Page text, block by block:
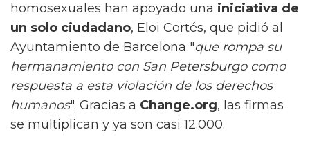
homosexuales han apoyado una iniciativa de
un solo ciudadano, Eloi Cortés, que pidió al
Ayuntamiento de Barcelona "que rompa su
hermanamiento con San Petersburgo como
respuesta a esta violación de los derechos
humanos". Gracias a Change.org, las firmas
se multiplican y ya son casi 12.000.